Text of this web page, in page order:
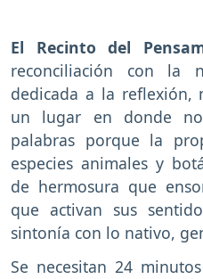
El Recinto del
reconciliación con la
dedicada a la reflexión,
un lugar en donde
palabras porque la
especies animales y
de hermosura que
que activan sus
sintonía con lo nativo,
Se necesitan 24